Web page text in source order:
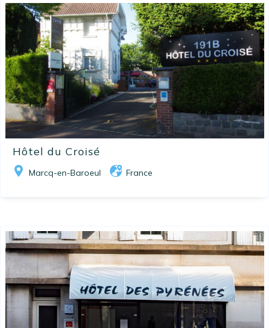
Hôtel du Croisé
Marcq-en-Baroeul France